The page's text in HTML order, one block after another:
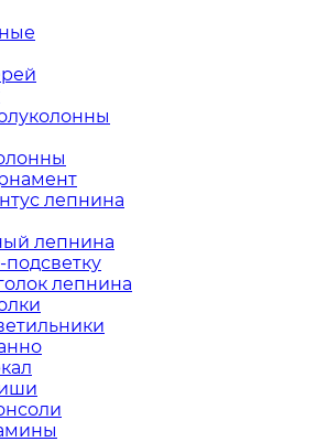
лепнина
лепнина
лепнина